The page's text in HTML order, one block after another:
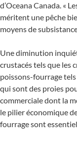
d’Oceana Canada. «
méritent une pêche
moyens de
Une diminution
crustacés tels que les
poissons-fourrage tels
qui sont des proies
commerciale dont la
le pilier économique
fourrage sont